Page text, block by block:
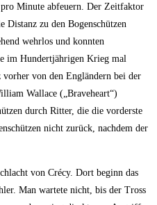
pro Minute abfeuern. Der Zeitfaktor
Distanz zu den Bogenschützen
wehrlos und konnten
im Hundertjährigen Krieg mal
von den Engländern bei der
Wallace („Braveheart“)
durch Ritter, die die vorderste
nicht zurück, nachdem der
von Crécy. Dort beginn das
Man wartete nicht, bis der Tross